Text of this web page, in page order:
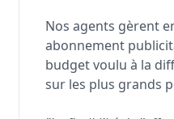
Nos agents gèrent
abonnement
budget voulu à la
sur les plus grands